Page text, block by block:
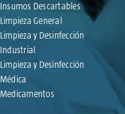
Insumos Descartables
Limpieza General
Limpieza y Desinfección
Industrial
Limpieza y Desinfección
Médica
Medicamentos